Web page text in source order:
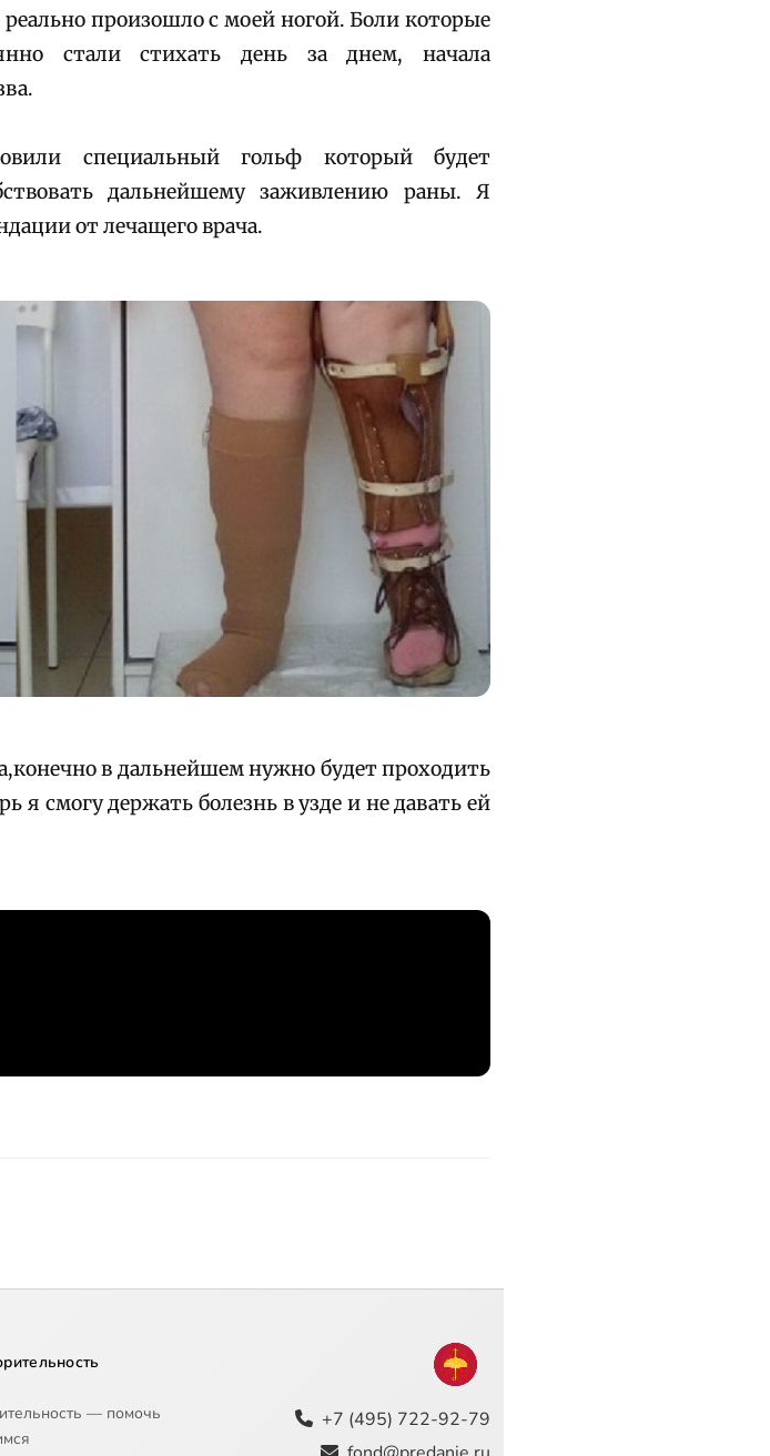
произошло с моей ногой. Боли которые
стали стихать день за днем, начала
специальный гольф который будет
дальнейшему заживлению раны. Я
от лечащего врача.
в дальнейшем нужно будет проходить
я смогу держать болезнь в узде и не давать ей
— помочь
+7 (495) 722-92-79